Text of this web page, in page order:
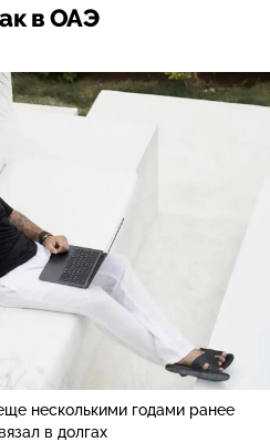
в ОАЭ
несколькими годами ранее
в долгах